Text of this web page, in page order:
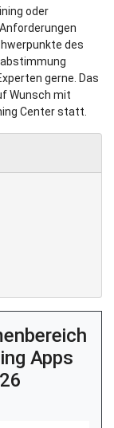
oder
des
gerne. Das
Wunsch mit
Center statt.
Apps